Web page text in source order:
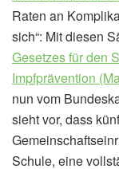
Raten an
sich“: Mit diesen
Gesetzes für den
Impfprävention
nun vom
sieht vor, dass
Schule, eine